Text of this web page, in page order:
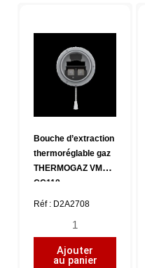
m³/h
CC125
Bouche d’extraction
thermoréglable gaz
THERMOGAZ VMCI,
CC118
Réf : D2A2708
quantité
de
Bouche
Ajouter
au panier